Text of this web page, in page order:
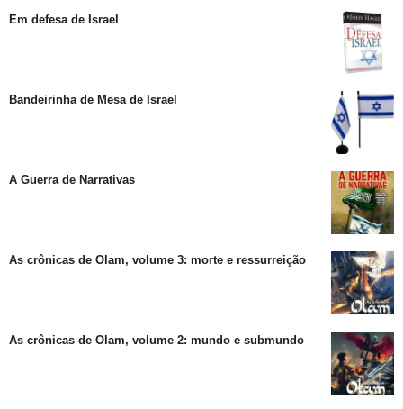
Em defesa de Israel
Bandeirinha de Mesa de Israel
A Guerra de Narrativas
As crônicas de Olam, volume 3: morte e ressurreição
As crônicas de Olam, volume 2: mundo e submundo